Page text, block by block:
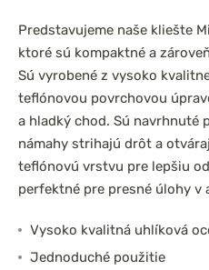
Predstavujeme naše kliešte
ktoré sú kompaktné a
Sú vyrobené z vysoko
teflónovou povrchovou
a hladký chod. Sú navrhnuté
námahy strihajú drôt a
teflónovú vrstvu pre lepšiu
perfektné pre presné úlohy v
Vysoko kvalitná uhlíková
Jednoduché použitie